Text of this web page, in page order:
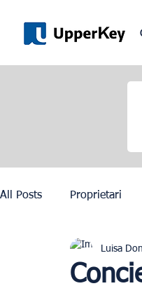
All Posts Proprietari
DubaiLuisa